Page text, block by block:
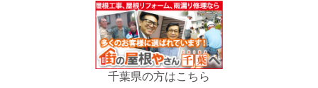
千葉県の方はこちら